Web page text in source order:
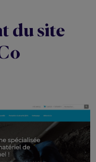
du site